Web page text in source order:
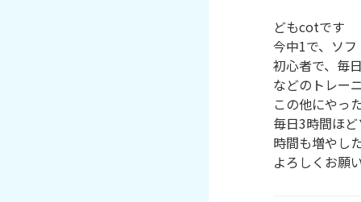
どもcotです
今中1で、ソ
初心者で、毎
などのトレー
この他にやっ
毎日3時間ほ
時間も増やし
よろしくお願